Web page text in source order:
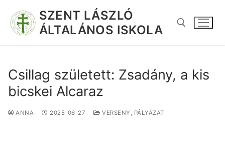
SZENT LÁSZLÓ
ÁLTALÁNOS ISKOLA
Csillag született: Zsadány, a kis
bicskei Alcaraz
ANNA 2025-06-27 VERSENY, PÁLYÁZAT